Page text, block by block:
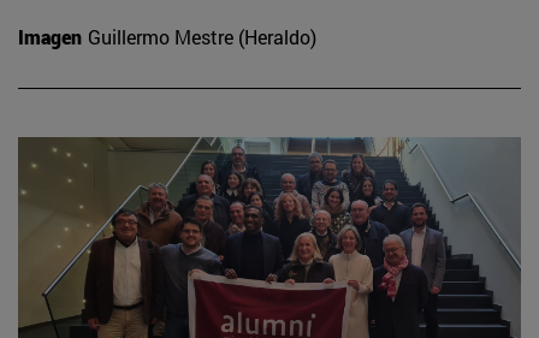
Imagen Guillermo Mestre (Heraldo)